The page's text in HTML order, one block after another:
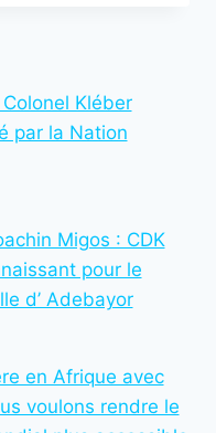
Kléber
par la Nation
Migos : CDK
pour le
d’ Adebayor
en Afrique avec
voulons rendre le